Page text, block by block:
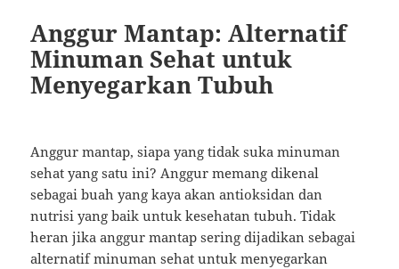
Anggur Mantap: Alternatif
Minuman Sehat untuk
Menyegarkan Tubuh
Anggur mantap, siapa yang tidak suka minuman
sehat yang satu ini? Anggur memang dikenal
sebagai buah yang kaya akan antioksidan dan
nutrisi yang baik untuk kesehatan tubuh. Tidak
heran jika anggur mantap sering dijadikan sebagai
alternatif minuman sehat untuk menyegarkan